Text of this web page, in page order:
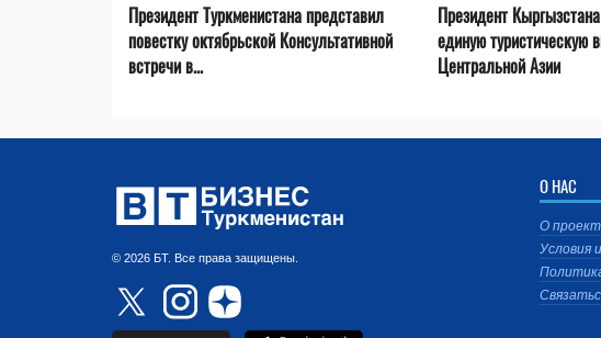
Президент Туркменистана представил
повестку октябрьской Консультативной
встречи в...
Президент
единую туристическую
Центральной Азии
© 2026 БТ. Все права защищены.
О НАС
О
Условия